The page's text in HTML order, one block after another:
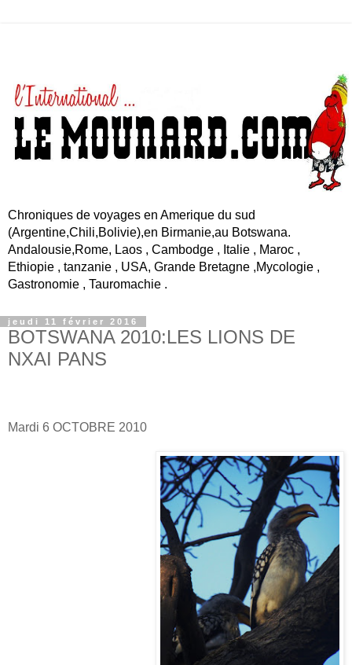
Chroniques de voyages en Amerique du sud
(Argentine,Chili,Bolivie),en Birmanie,au Botswana.
Andalousie,Rome, Laos , Cambodge , Italie , Maroc ,
Ethiopie , tanzanie , USA, Grande Bretagne ,Mycologie ,
Gastronomie , Tauromachie .
jeudi 11 février 2016
BOTSWANA 2010:LES LIONS DE
NXAI PANS
Mardi 6 OCTOBRE 2010